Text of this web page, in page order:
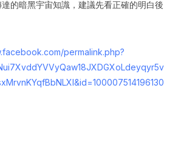
的暗黑宇宙知識，建議先看正確的明白後
permalink.php?